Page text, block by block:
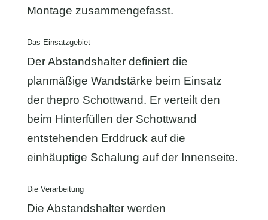
Montage zusammengefasst.
Das Einsatzgebiet
Der Abstandshalter definiert die
planmäßige Wandstärke beim Einsatz
der thepro Schottwand. Er verteilt den
beim Hinterfüllen der Schottwand
entstehenden Erddruck auf die
einhäuptige Schalung auf der Innenseite.
Die Verarbeitung
Die Abstandshalter werden